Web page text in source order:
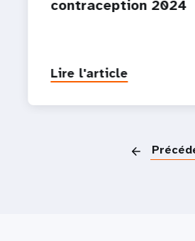
contraception 2024
Lire l'article